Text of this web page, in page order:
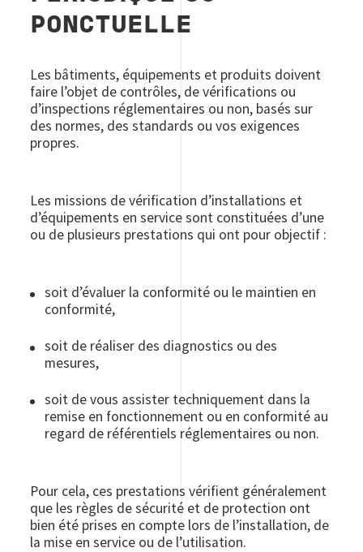
PONCTUELLE
Les bâtiments, équipements et produits doivent
faire l’objet de contrôles, de vérifications ou
d’inspections réglementaires ou non, basés sur
des normes, des standards ou vos exigences
propres.
Les missions de vérification d’installations et
d’équipements en service sont constituées d’une
ou de plusieurs prestations qui ont pour objectif :
soit d’évaluer la conformité ou le maintien en
conformité,
soit de réaliser des diagnostics ou des
mesures,
soit de vous assister techniquement dans la
remise en fonctionnement ou en conformité au
regard de référentiels réglementaires ou non.
Pour cela, ces prestations vérifient généralement
que les règles de sécurité et de protection ont
bien été prises en compte lors de l’installation, de
la mise en service ou de l’utilisation.